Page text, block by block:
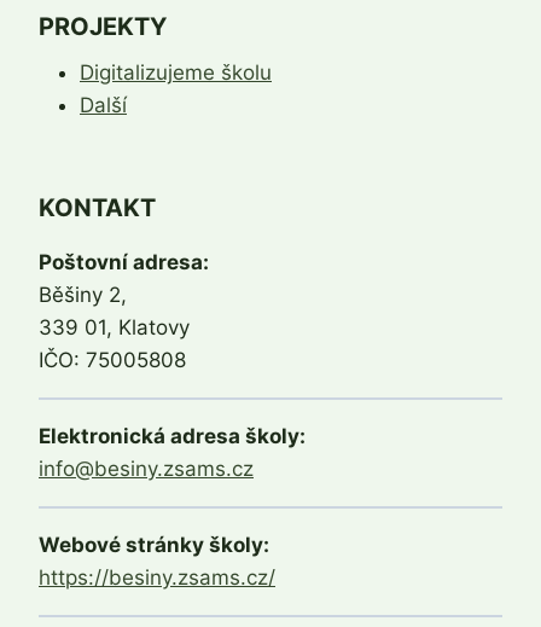
PROJEKTY
Digitalizujeme školu
Další
KONTAKT
Poštovní adresa:
Běšiny 2,
339 01, Klatovy
IČO: 75005808
Elektronická adresa školy:
info@besiny.zsams.cz
Webové stránky školy:
https://besiny.zsams.cz/